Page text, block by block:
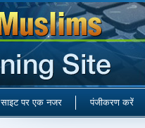
साइट पर एक नजर पंजीकरण करें